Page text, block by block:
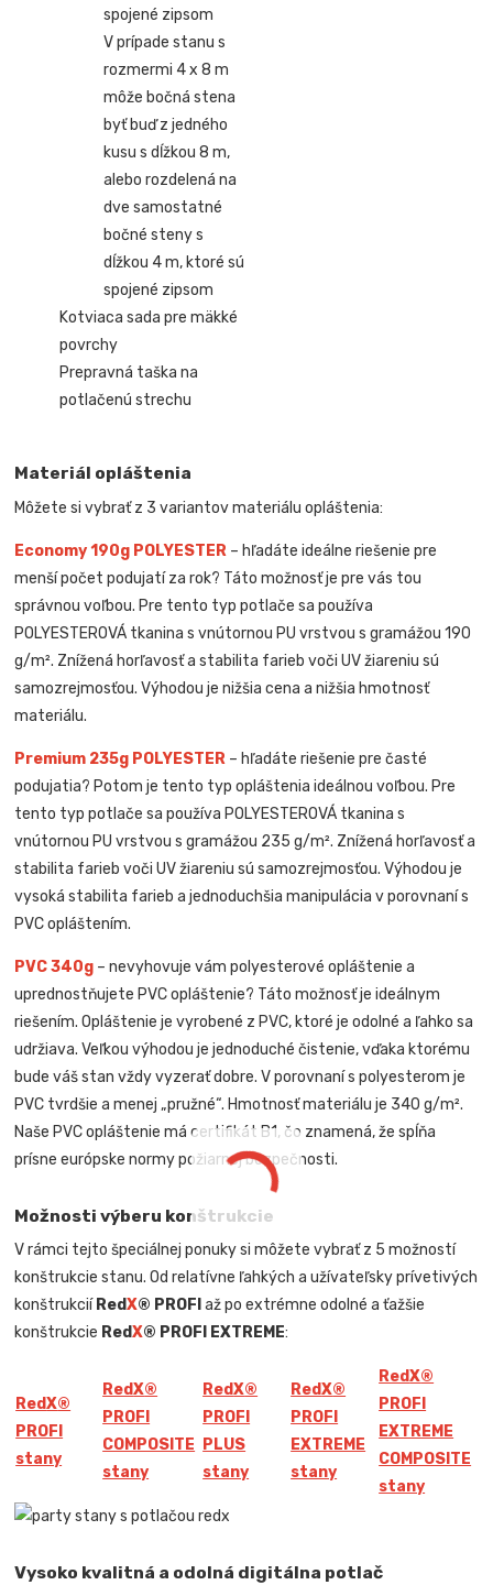
spojené zipsom
V prípade stanu s
rozmermi 4 x 8 m
môže bočná stena
byť buď z jedného
kusu s dĺžkou 8 m,
alebo rozdelená na
dve samostatné
bočné steny s
dĺžkou 4 m, ktoré sú
spojené zipsom
Kotviaca sada pre mäkké
povrchy
Prepravná taška na
potlačenú strechu
Materiál opláštenia
Môžete si vybrať z 3 variantov materiálu opláštenia:
Economy 190g POLYESTER – hľadáte ideálne riešenie pre
menší počet podujatí za rok? Táto možnosť je pre vás tou
správnou voľbou. Pre tento typ potlače sa používa
POLYESTEROVÁ tkanina s vnútornou PU vrstvou s gramážou 190
g/m². Znížená horľavosť a stabilita farieb voči UV žiareniu sú
samozrejmosťou. Výhodou je nižšia cena a nižšia hmotnosť
materiálu.
Premium 235g POLYESTER – hľadáte riešenie pre časté
podujatia? Potom je tento typ opláštenia ideálnou voľbou. Pre
tento typ potlače sa používa POLYESTEROVÁ tkanina s
vnútornou PU vrstvou s gramážou 235 g/m². Znížená horľavosť a
stabilita farieb voči UV žiareniu sú samozrejmosťou. Výhodou je
vysoká stabilita farieb a jednoduchšia manipulácia v porovnaní s
PVC opláštením.
PVC 340g – nevyhovuje vám polyesterové opláštenie a
uprednostňujete PVC opláštenie? Táto možnosť je ideálnym
riešením. Opláštenie je vyrobené z PVC, ktoré je odolné a ľahko sa
udržiava. Veľkou výhodou je jednoduché čistenie, vďaka ktorému
bude váš stan vždy vyzerať dobre. V porovnaní s polyesterom je
PVC tvrdšie a menej „pružné“. Hmotnosť materiálu je 340 g/m².
Naše PVC opláštenie má certifikát B1, čo znamená, že spĺňa
prísne európske normy požiarnej bezpečnosti.
Možnosti výberu konštrukcie
V rámci tejto špeciálnej ponuky si môžete vybrať z 5 možností
konštrukcie stanu. Od relatívne ľahkých a užívateľsky prívetivých
konštrukcií RedX® PROFIaž po extrémne odolné a ťažšie
konštrukcie RedX® PROFI EXTREME:
RedX®
PROFI
stany
RedX®
PROFI
COMPOSITE
stany
RedX®
PROFI
PLUS
stany
RedX®
PROFI
EXTREME
stany
RedX®
PROFI
EXTREME
COMPOSITE
stany
Vysoko kvalitná a odolná digitálna potlač